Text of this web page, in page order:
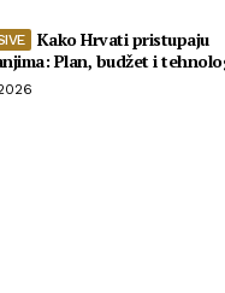
Kako Hrvati pristupaju
Plan, budžet i